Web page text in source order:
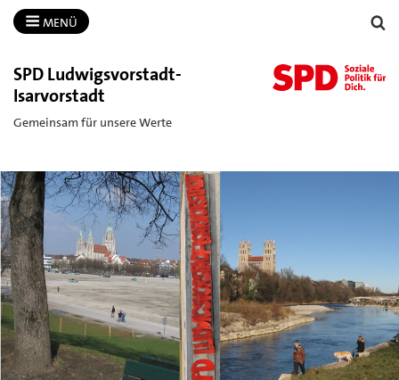
MENÜ
SPD Ludwigsvorstadt-​
Isarvorstadt
Gemeinsam für unsere Werte